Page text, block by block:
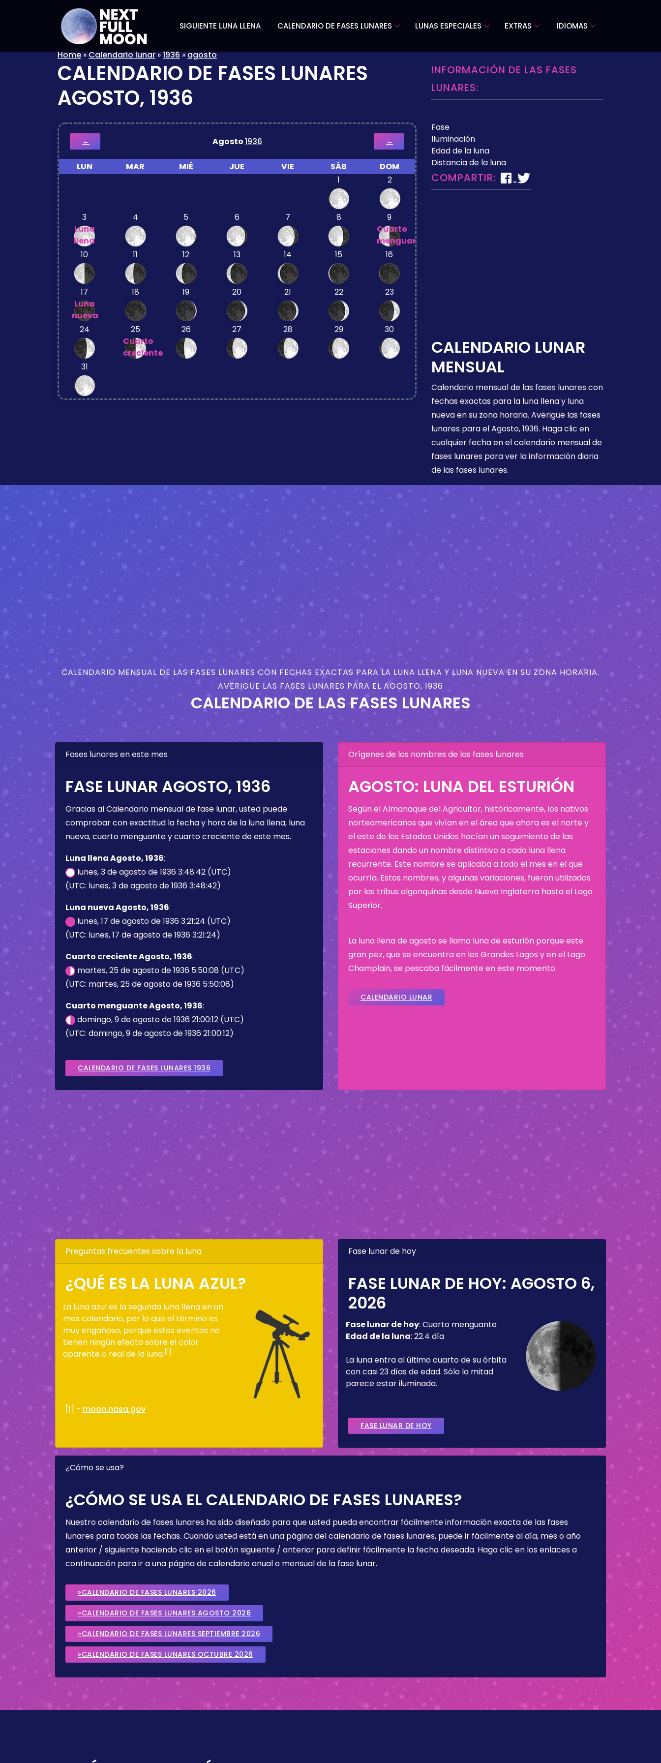
SIGUIENTE LUNA LLENA CALENDARIO DE FASES LUNARES LUNAS ESPECIALES EXTRAS IDIOMAS
Home»Calendario lunar»1936»agosto
CALENDARIO DE FASES LUNARES
AGOSTO, 1936
← Agosto1936 →
LUN MAR MIÉ JUE VIE SÁB
DOM
1
2
3
Luna
llena
4 5 6 7 8
9
Cuarto
menguante
10
11 12 13 14 15 16
17
Luna
nueva
18 19 20 21 22 23
24
25
Cuarto
creciente
26 27 28 29 30
31
INFORMACIÓN DE LAS FASES
LUNARES:
Fase
Iluminación
Edad de la luna
Distancia de la luna
COMPARTIR:
CALENDARIO LUNAR
MENSUAL
Calendario mensual de las fases lunares con
fechas exactas para la luna llena y luna
nueva en su zona horaria. Averigüe las fases
lunares para el Agosto, 1936. Haga clic en
cualquier fecha en el calendario mensual de
fases lunares para ver la información diaria
de las fases lunares.
CALENDARIO MENSUAL DE LAS FASES LUNARES CON FECHAS EXACTAS PARA LA LUNA LLENA Y LUNA NUEVA EN SU ZONA HORARIA.
AVERIGÜE LAS FASES LUNARES PARA EL AGOSTO, 1936
CALENDARIO DE LAS FASES LUNARES
Fases lunares en este mes
FASE LUNAR AGOSTO, 1936
Gracias al Calendario mensual de fase lunar, usted puede
comprobar con exactitud la fecha y hora de la luna llena, luna
nueva, cuarto menguante y cuarto creciente de este mes.
Luna llena Agosto, 1936:
lunes, 3 de agosto de 1936 3:48:42 (UTC)
(UTC: lunes, 3 de agosto de 1936 3:48:42)
Luna nueva Agosto, 1936:
lunes, 17 de agosto de 1936 3:21:24 (UTC)
(UTC: lunes, 17 de agosto de 1936 3:21:24)
Cuarto creciente Agosto, 1936:
martes, 25 de agosto de 1936 5:50:08 (UTC)
(UTC: martes, 25 de agosto de 1936 5:50:08)
Cuarto menguante Agosto, 1936:
domingo, 9 de agosto de 1936 21:00:12 (UTC)
(UTC: domingo, 9 de agosto de 1936 21:00:12)
CALENDARIO DE FASES LUNARES 1936
Orígenes de los nombres de las fases lunares
AGOSTO: LUNA DEL ESTURIÓN
Según el Almanaque del Agricultor, históricamente, los nativos
norteamericanos que vivían en el área que ahora es el norte y
el este de los Estados Unidos hacían un seguimiento de las
estaciones dando un nombre distintivo a cada luna llena
recurrente. Este nombre se aplicaba a todo el mes en el que
ocurría. Estos nombres, y algunas variaciones, fueron utilizados
por las tribus algonquinas desde Nueva Inglaterra hasta el Lago
Superior.
La luna llena de agosto se llama luna de esturión porque este
gran pez, que se encuentra en los Grandes Lagos y en el Lago
Champlain, se pescaba fácilmente en este momento.
CALENDARIO LUNAR
Preguntas frecuentes sobre la luna
¿QUÉ ES LA LUNA AZUL?
La luna azul es la segunda luna llena en un
mes calendario, por lo que el término es
muy engañoso, porque estos eventos no
tienen ningún efecto sobre el color
aparente o real de la luna. [1]
[1] - moon.nasa.gov
Fase lunar de hoy
FASE LUNAR DE HOY: AGOSTO 6,
2026
Fase lunar de hoy: Cuarto menguante
Edad de la luna: 22.4 día
La luna entra al último cuarto de su órbita
con casi 23 días de edad. Sólo la mitad
parece estar iluminada.
FASE LUNAR DE HOY
¿Cómo se usa?
¿CÓMO SE USA EL CALENDARIO DE FASES LUNARES?
Nuestro calendario de fases lunares ha sido diseñado para que usted pueda encontrar fácilmente información exacta de las fases
lunares para todas las fechas. Cuando usted está en una página del calendario de fases lunares, puede ir fácilmente al día, mes o año
anterior / siguiente haciendo clic en el botón siguiente / anterior para definir fácilmente la fecha deseada. Haga clic en los enlaces a
continuación para ir a una página de calendario anual o mensual de la fase lunar.
»CALENDARIO DE FASES LUNARES 2026
»CALENDARIO DE FASES LUNARES AGOSTO 2026
»CALENDARIO DE FASES LUNARES SEPTIEMBRE 2026
»CALENDARIO DE FASES LUNARES OCTUBRE 2026